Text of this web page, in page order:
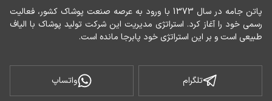
طبیعی است و بر این استراتژی خود پابرجا مانده است.
تلگرام واتساپ